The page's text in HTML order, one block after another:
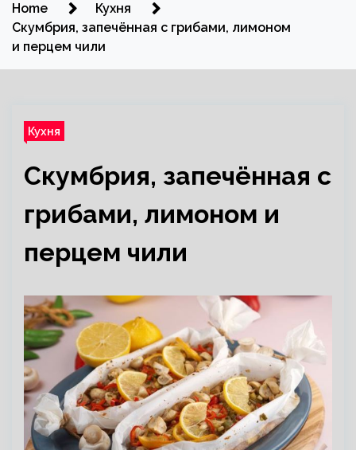
Home
Кухня
Скумбрия, запечённая с грибами, лимоном
и перцем чили
Кухня
Скумбрия, запечённая с
грибами, лимоном и
перцем чили